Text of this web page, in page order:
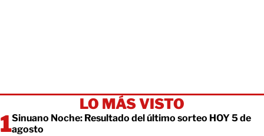
LO MÁS VISTO
Sinuano Noche: Resultado del último sorteo HOY 5 de
agosto